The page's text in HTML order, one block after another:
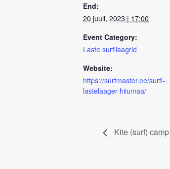
End:
20 juuli, 2023 | 17:00
Event Category:
Laste surfilaagrid
Website:
https://surfmaster.ee/surfi-
lastelaager-hiiumaa/
Kite (surf)